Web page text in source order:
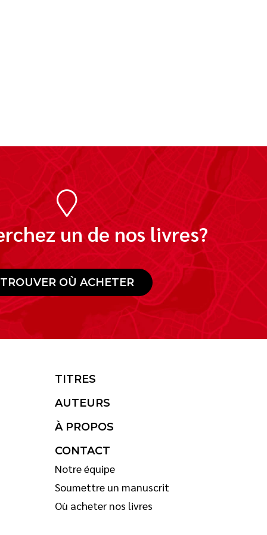
un de nos livres?
TROUVER OÙ ACHETER
TITRES
AUTEURS
À PROPOS
CONTACT
Notre équipe
Soumettre un manuscrit
Où acheter nos livres